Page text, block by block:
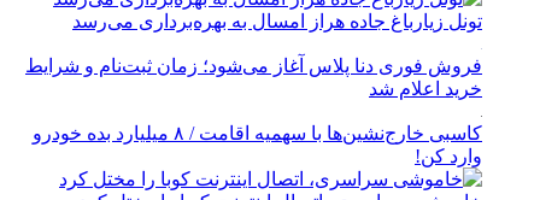
تونل زیارباغ جاده هراز امسال به بهره‌برداری می‌رسد
فروش فوری دنا پلاس آغاز می‌شود؛ زمان ثبت‌نام و شرایط
خرید اعلام شد
کاسبی خارج‌نشین‌ها با سهمیه اقامت / ۸ میلیارد بده خودرو
وارد کن!